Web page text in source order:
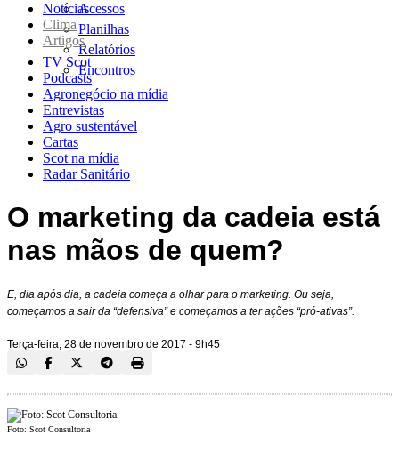
Acessos
Planilhas
Relatórios
Encontros
Notícias
Clima
Artigos
TV Scot
Podcasts
Agronegócio na mídia
Entrevistas
Agro sustentável
Cartas
Scot na mídia
Radar Sanitário
O marketing da cadeia está
nas mãos de quem?
E, dia após dia, a cadeia começa a olhar para o marketing. Ou seja,
começamos a sair da “defensiva” e começamos a ter ações “pró-ativas”.
Terça-feira, 28 de novembro de 2017 - 9h45
Foto: Scot Consultoria